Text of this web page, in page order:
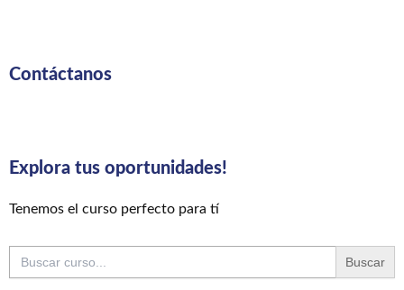
Contáctanos
Explora tus oportunidades!
Tenemos el curso perfecto para tí
Buscar: